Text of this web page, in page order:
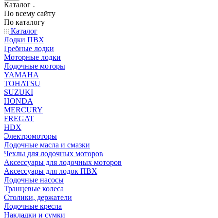
Каталог
По всему сайту
По каталогу
Каталог
Лодки ПВХ
Гребные лодки
Моторные лодки
Лодочные моторы
YAMAHA
TOHATSU
SUZUKI
HONDA
MERCURY
FREGAT
HDX
Электромоторы
Лодочные масла и смазки
Чехлы для лодочных моторов
Аксессуары для лодочных моторов
Аксессуары для лодок ПВХ
Лодочные насосы
Транцевые колеса
Столики, держатели
Лодочные кресла
Накладки и сумки